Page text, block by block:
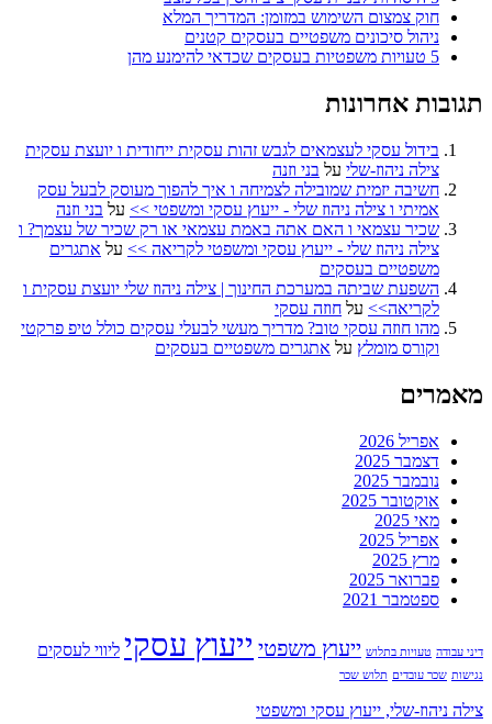
חוק צמצום השימוש במזומן: המדריך המלא
ניהול סיכונים משפטיים בעסקים קטנים
5 טעויות משפטיות בעסקים שכדאי להימנע מהן
תגובות אחרונות
בידול עסקי לעצמאים לגבש זהות עסקית ייחודית ו יועצת עסקית
צילה ניהוז-שלי על בני וזנה
חשיבה יזמית שמובילה לצמיחה ו איך להפוך מעוסק לבעל עסק
אמיתי ו צילה ניהוז שלי - ייעוץ עסקי ומשפטי >> על בני וזנה
שכיר עצמאי ו האם אתה באמת עצמאי או רק שכיר של עצמך? ו
צילה ניהוז שלי - ייעוץ עסקי ומשפטי לקריאה >> על אתגרים
משפטיים בעסקים
השפעת שביתה במערכת החינוך | צילה ניהוז שלי יועצת עסקית ו
לקריאה>> על חוזה עסקי
מהו חוזה עסקי טוב? מדריך מעשי לבעלי עסקים כולל טיפ פרקטי
וקורס מומלץ על אתגרים משפטיים בעסקים
מאמרים
אפריל 2026
דצמבר 2025
נובמבר 2025
אוקטובר 2025
מאי 2025
אפריל 2025
מרץ 2025
פברואר 2025
ספטמבר 2021
דיני עבודה טעויות בתלוש ייעוץ משפטי ייעוץ עסקי ליווי לעסקים
נגישות שכר עובדים תלוש שכר
צילה ניהוז-שלי, ייעוץ עסקי ומשפטי